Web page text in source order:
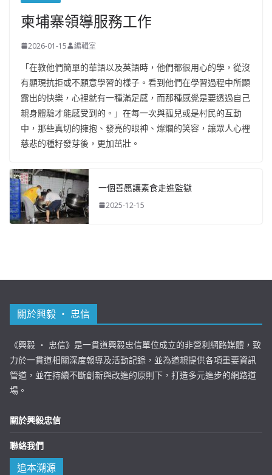
柬埔寨領導服務工作
2026-01-15 編輯室
「在教他們簡單的華語以及英語時，他們都很用心的學，從沒
有顯現抗拒或不願意學習的樣子。看到他們在學習過程中所顯
露出的快樂，心裡就有一種滿足感，而那種感覺是要透過自己
親身體驗才能感受到的。」在每一次與孤兒或是村民的互動
中，那些真切的擁抱、發亮的眼神、燦爛的笑容，讓眾人心裡
慈悲的種籽發芽後，更加茁壯。
一個善愿讓素食走進監獄
2025-12-15
關於興毅 ‧ 忠信
《興毅 ‧ 忠信》是一貫道興毅忠信單位成立的非營利網路媒體，致
力於一貫道相關深度報導及活動記錄，並為道親提供各項重要資訊
管道，並在持續不斷創新與改進的原則下，打造多元進步的網路道
場。
關於興毅忠信
聯絡我們
追本溯源